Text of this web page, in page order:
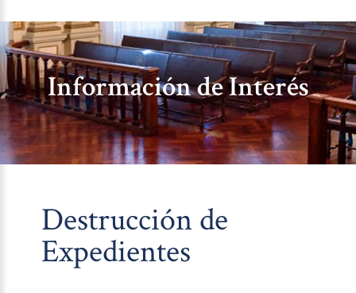
Información de Interés
Destrucción de
Expedientes